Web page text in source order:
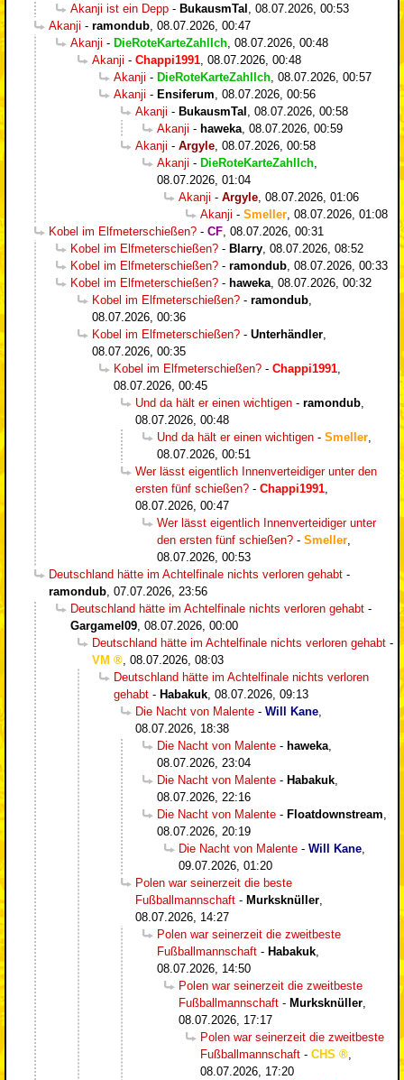
Akanji ist ein Depp - BukausmTal
08.07.2026, 00:53
Akanji - ramondub 08.07.2026, 00:47
Akanji - DieRoteKarteZahlIch 08.07.2026, 00:48
Akanji - Chappi1991 08.07.2026, 00:48
Akanji - DieRoteKarteZahlIch 08.07.2026, 00:57
Akanji - Ensiferum 08.07.2026, 00:56
Akanji - BukausmTal
08.07.2026, 00:58
Akanji - haweka 08.07.2026, 00:59
Akanji - Argyle 08.07.2026, 00:58
Akanji - DieRoteKarteZahlIch
08.07.2026, 01:04
Akanji - Argyle 08.07.2026, 01:06
Akanji - Smeller 08.07.2026, 01:08
Kobel im Elfmeterschießen? - CF 08.07.2026, 00:31
Kobel im Elfmeterschießen? - Blarry 08.07.2026, 08:52
Kobel im Elfmeterschießen? - ramondub 08.07.2026, 00:33
Kobel im Elfmeterschießen? - haweka 08.07.2026, 00:32
Kobel im Elfmeterschießen? - ramondub
08.07.2026, 00:36
Kobel im Elfmeterschießen? - Unterhändler
08.07.2026, 00:35
Kobel im Elfmeterschießen? - Chappi1991
08.07.2026, 00:45
Und da hält er einen wichtigen - ramondub
08.07.2026, 00:48
Und da hält er einen wichtigen - Smeller
08.07.2026, 00:51
Wer lässt eigentlich Innenverteidiger unter den
ersten fünf schießen? - Chappi1991
08.07.2026, 00:47
Wer lässt eigentlich Innenverteidiger unter
den ersten fünf schießen? - Smeller
08.07.2026, 00:53
Deutschland hätte im Achtelfinale nichts verloren gehabt -
ramondub 07.07.2026, 23:56
Deutschland hätte im Achtelfinale nichts verloren gehabt -
Gargamel09 08.07.2026, 00:00
Deutschland hätte im Achtelfinale nichts verloren gehabt -
VM
08.07.2026, 08:03
Deutschland hätte im Achtelfinale nichts verloren
gehabt - Habakuk 08.07.2026, 09:13
Die Nacht von Malente - Will Kane
08.07.2026, 18:38
Die Nacht von Malente - haweka
08.07.2026, 23:04
Die Nacht von Malente - Habakuk
08.07.2026, 22:16
Die Nacht von Malente - Floatdownstream
08.07.2026, 20:19
Die Nacht von Malente - Will Kane
09.07.2026, 01:20
Polen war seinerzeit die beste
Fußballmannschaft - Murksknüller
08.07.2026, 14:27
Polen war seinerzeit die zweitbeste
Fußballmannschaft - Habakuk
08.07.2026, 14:50
Polen war seinerzeit die zweitbeste
Fußballmannschaft - Murksknüller
08.07.2026, 17:17
Polen war seinerzeit die zweitbeste
Fußballmannschaft - CHS
08.07.2026, 17:20